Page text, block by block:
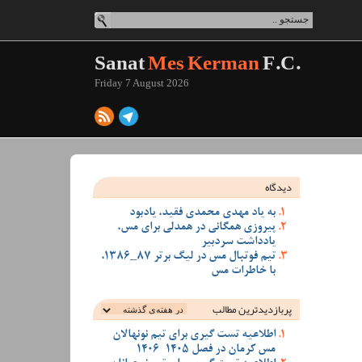
SanatMes KermanF.C.
Friday 7 August 2026
دیدگاه
به یاد مهدی محمدی فقید، یادبود
پیروزی همگانی در همدلی برای مس،
یادداشت سردبیر
تیم فوتبال مس در لیگ برتر 87_1386،
با خاطرات مس
پربازدیدترین‌ مطالب
اطلاعیه تست گیری برای تیم نونهالان
مس کرمان در فصل 1405-1406